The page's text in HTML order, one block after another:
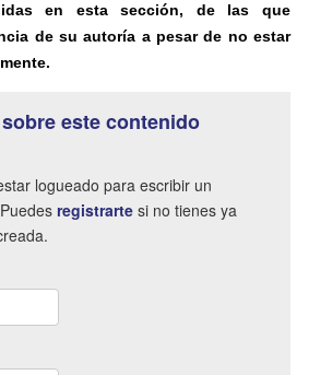
en esta sección, de las que
de su autoría a pesar de no estar
este contenido
logueado para escribir un
registrarte si no tienes ya